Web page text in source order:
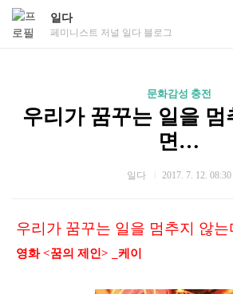
일다
페미니스트 저널 일다 블로그
문화감성 충전
우리가 꿈꾸는 일을 멈
면…
일다 2017. 7. 12. 08:30
우리가 꿈꾸는 일을 멈추지 않
영화 <꿈의 제인> _케이